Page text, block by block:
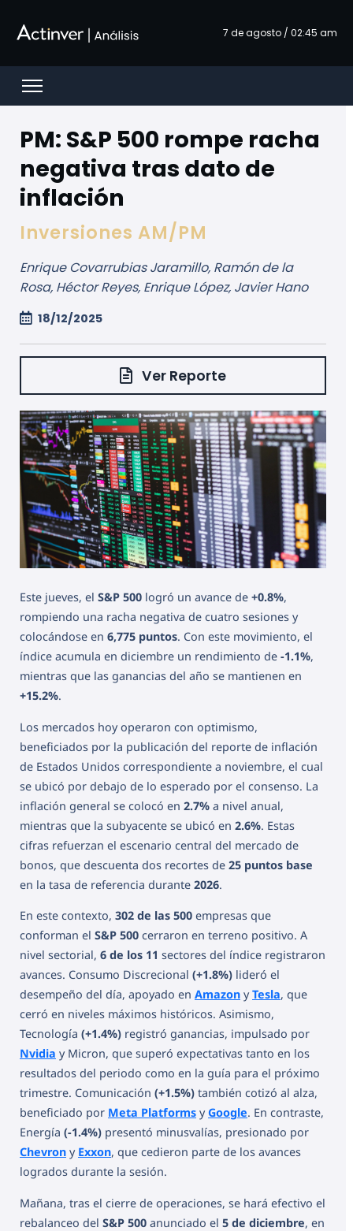
7 de agosto / 02:45 am
Open menu
PM: S&P 500 rompe racha
negativa tras dato de
inflación
Inversiones AM/PM
Enrique Covarrubias Jaramillo, Ramón de la
Rosa, Héctor Reyes, Enrique López, Javier Hano
18/12/2025
Ver Reporte
Este jueves, el S&P 500 logró un avance de +0.8%,
rompiendo una racha negativa de cuatro sesiones y
colocándose en 6,775 puntos. Con este movimiento, el
índice acumula en diciembre un rendimiento de -1.1%,
mientras que las ganancias del año se mantienen en
+15.2%.
Los mercados hoy operaron con optimismo,
beneficiados por la publicación del reporte de inflación
de Estados Unidos correspondiente a noviembre, el cual
se ubicó por debajo de lo esperado por el consenso. La
inflación general se colocó en 2.7% a nivel anual,
mientras que la subyacente se ubicó en 2.6%. Estas
cifras refuerzan el escenario central del mercado de
bonos, que descuenta dos recortes de 25 puntos base
en la tasa de referencia durante 2026.
En este contexto, 302 de las 500 empresas que
conforman el S&P 500 cerraron en terreno positivo. A
nivel sectorial, 6 de los 11 sectores del índice registraron
avances. Consumo Discrecional (+1.8%) lideró el
desempeño del día, apoyado en Amazon yTesla, que
cerró en niveles máximos históricos. Asimismo,
Tecnología (+1.4%) registró ganancias, impulsado por
Nvidia y Micron, que superó expectativas tanto en los
resultados del periodo como en la guía para el próximo
trimestre. Comunicación (+1.5%) también cotizó al alza,
beneficiado por Meta Platforms yGoogle. En contraste,
Energía (-1.4%) presentó minusvalías, presionado por
Chevron y Exxon, que cedieron parte de los avances
logrados durante la sesión.
Mañana, tras el cierre de operaciones, se hará efectivo el
rebalanceo del S&P 500 anunciado el 5 de diciembre, en